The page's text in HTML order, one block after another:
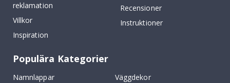
reklamation
Villkor
Inspiration
Recensioner
Instruktioner
Populära Kategorier
Namnlappar
Väggdekor